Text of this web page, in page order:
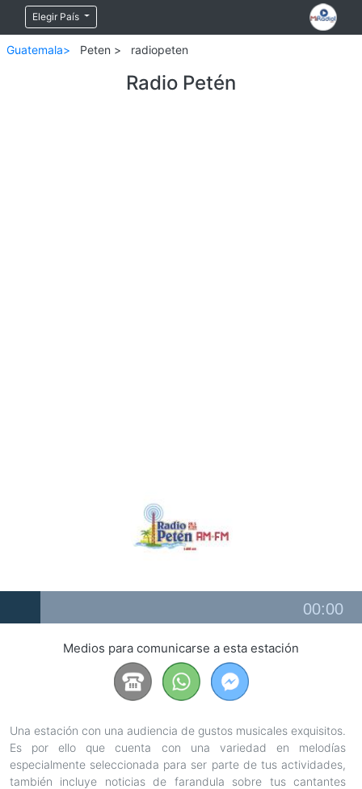
Elegir País
Guatemala> Peten > radiopeten
Radio Petén
Player
00:00
Medios para comunicarse a esta estación
Una estación con una audiencia de gustos musicales exquisitos.
Es por ello que cuenta con una variedad en melodías
especialmente seleccionada para ser parte de tus actividades,
también incluye noticias de farandula sobre tus cantantes